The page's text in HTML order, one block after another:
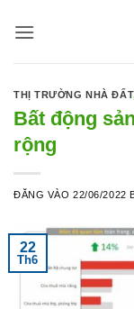
qua
THỊ TRƯỜNG NHÀ ĐẤT
Bất động
rộng
ĐĂNG VÀO22/06/2022
22
Th6